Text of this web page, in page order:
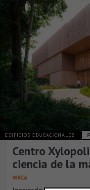
EDIFICIOS EDUCACIONALES
Centro
ciencia de la
WXCA